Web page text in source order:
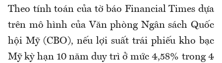
Theo tính toán của tờ báo Financial Times dựa
trên mô hình của Văn phòng Ngân sách Quốc
hội Mỹ (CBO), nếu lợi suất trái phiếu kho bạc
Mỹ kỳ hạn 10 năm duy trì ở mức 4,58% trong 4